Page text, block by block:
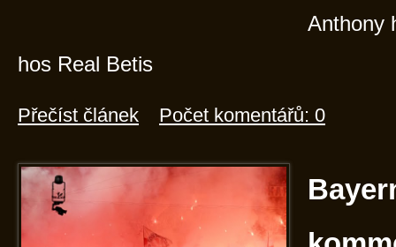
Anthony
hos Real Betis
Přečíst článek Počet komentářů: 0